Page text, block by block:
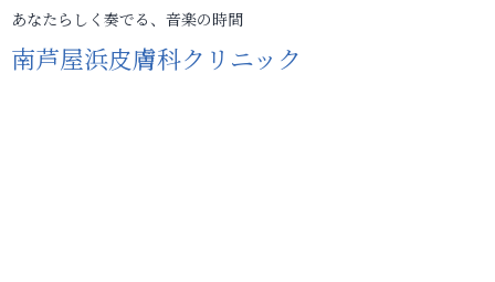
あなたらしく奏でる、音楽の時間
南芦屋浜皮膚科クリニック